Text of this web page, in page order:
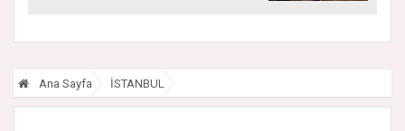
Ana Sayfa İSTANBUL